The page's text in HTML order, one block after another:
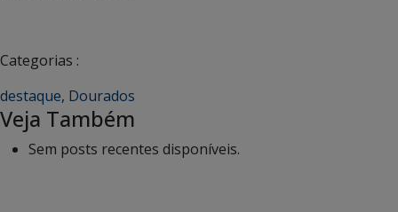
Categorias :
destaque, Dourados
Veja Também
Sem posts recentes disponíveis.